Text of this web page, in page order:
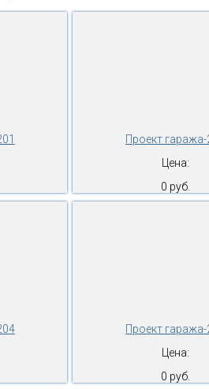
Проект
Цена:
0 руб.
Проект
Цена:
0 руб.